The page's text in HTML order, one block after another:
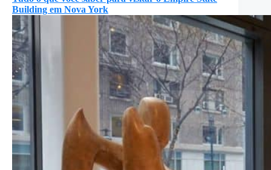
Building em Nova York